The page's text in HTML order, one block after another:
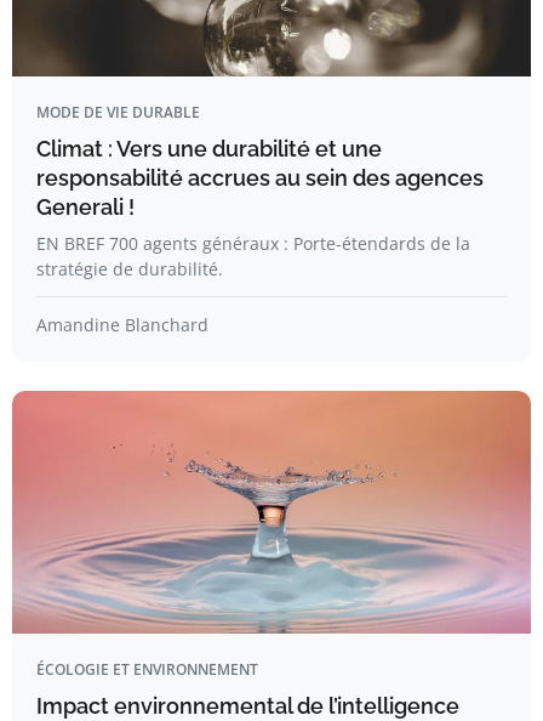
MODE DE VIE DURABLE
Climat : Vers une durabilité et une
responsabilité accrues au sein des agences
Generali !
EN BREF 700 agents généraux : Porte-étendards de la
stratégie de durabilité.
Amandine Blanchard
ÉCOLOGIE ET ENVIRONNEMENT
Impact environnemental de l’intelligence